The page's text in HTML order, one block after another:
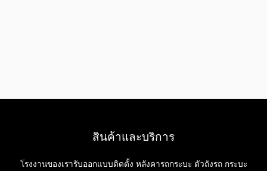
สินค้าและบริการ
โรงงานของเรารับออกแบบติดตั้ง หลังคารถกระบะ ตัวถังรถ กระบะ